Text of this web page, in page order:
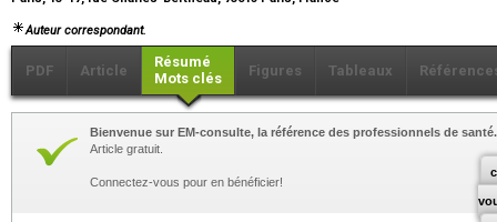
Auteur correspondant.
PDF Article
Résumé
Mots clés
Figures Tableaux
Bienvenue sur EM-consulte, la référence des professionnels de santé.
Article gratuit.
Connectez-vous pour en bénéficier!